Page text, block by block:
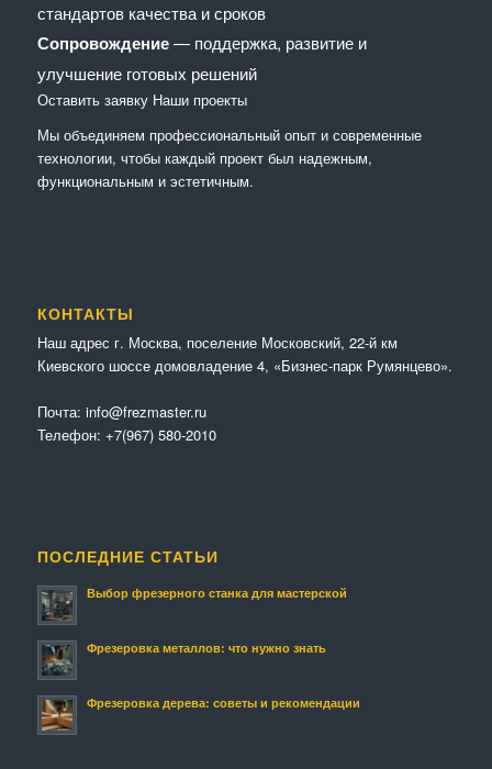
стандартов качества и сроков
Сопровождение— поддержка, развитие и
улучшение готовых решений
Оставить заявку Наши проекты
Мы объединяем профессиональный опыт и современные
технологии, чтобы каждый проект был надежным,
функциональным и эстетичным.
КОНТАКТЫ
Наш адрес г. Москва, поселение Московский, 22-й км
Киевского шоссе домовладение 4, «Бизнес-парк Румянцево».
Почта: info@frezmaster.ru
Телефон: +7(967) 580-2010
ПОСЛЕДНИЕ СТАТЬИ
Выбор фрезерного станка для мастерской
Фрезеровка металлов: что нужно знать
Фрезеровка дерева: советы и рекомендации